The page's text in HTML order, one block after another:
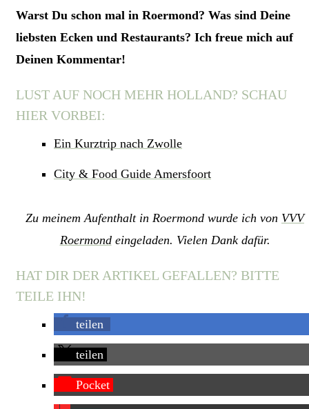
Warst Du schon mal in Roermond? Was sind Deine
liebsten Ecken und Restaurants? Ich freue mich auf
Deinen Kommentar!
LUST AUF NOCH MEHR HOLLAND? SCHAU
HIER VORBEI:
Ein Kurztrip nach Zwolle
City & Food Guide Amersfoort
Zu meinem Aufenthalt in Roermond wurde ich von VVV
Roermondeingeladen. Vielen Dank dafür.
HAT DIR DER ARTIKEL GEFALLEN? BITTE
TEILE IHN!
teilen
teilen
Pocket